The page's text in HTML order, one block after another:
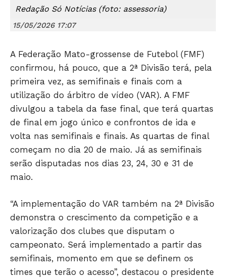
Só Notícias
JUNTE-SE NO WHATSAPP
Redação Só Notícias (foto: assessoria)
15/05/2026 17:07
A Federação Mato-grossense de Futebol (FMF)
confirmou, há pouco, que a 2ª Divisão terá, pela
primeira vez, as semifinais e finais com a
utilização do árbitro de vídeo (VAR). A FMF
divulgou a tabela da fase final, que terá quartas
de final em jogo único e confrontos de ida e
volta nas semifinais e finais. As quartas de final
começam no dia 20 de maio. Já as semifinais
serão disputadas nos dias 23, 24, 30 e 31 de
maio.
“A implementação do VAR também na 2ª Divisão
demonstra o crescimento da competição e a
valorização dos clubes que disputam o
campeonato. Será implementado a partir das
semifinais, momento em que se definem os
times que terão o acesso”, destacou o presidente